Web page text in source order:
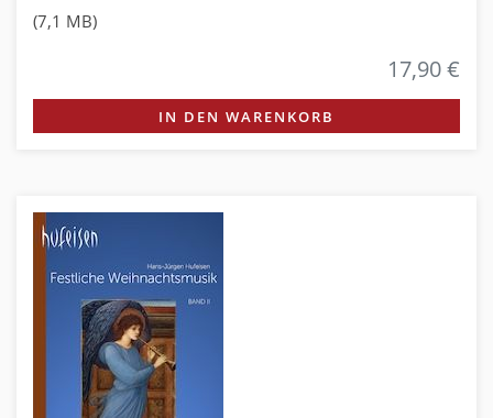
(7,1 MB)
17,90 €
IN DEN WARENKORB